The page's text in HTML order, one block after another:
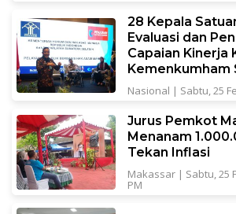
28 Kepala
Evaluasi dan
Capaian Kinerja
Kemenkumham
Nasional | Sabtu, 25
Jurus Pemkot
Menanam
Tekan Inflasi
Makassar| Sabtu, 25
PM